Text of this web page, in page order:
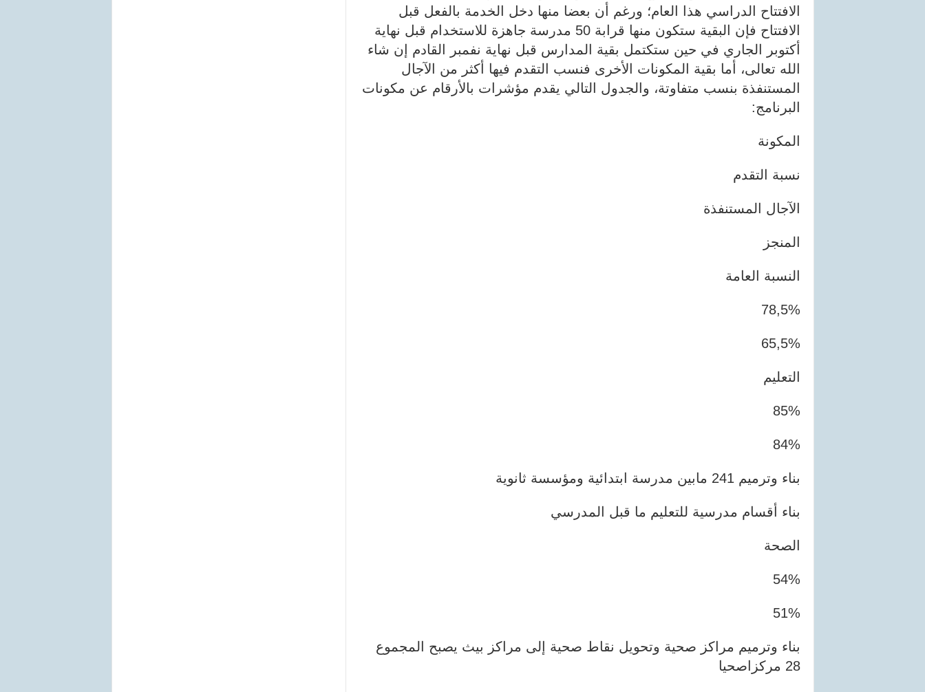
الافتتاح الدراسي هذا العام؛ ورغم أن بعضا منها دخل الخدمة بالفعل قبل
الافتتاح فإن البقية ستكون منها قرابة 50 مدرسة جاهزة للاستخدام قبل نهاية
أكتوبر الجاري في حين ستكتمل بقية المدارس قبل نهاية نفمبر القادم إن شاء
الله تعالى، أما بقية المكونات الأخرى فنسب التقدم فيها أكثر من الآجال
المستنفذة بنسب متفاوتة، والجدول التالي يقدم مؤشرات بالأرقام عن مكونات
البرنامج:
المكونة
نسبة التقدم
الآجال المستنفذة
المنجز
النسبة العامة
78,5%
65,5%
التعليم
85%
84%
بناء وترميم 241 مابين مدرسة ابتدائية ومؤسسة ثانوية
بناء أقسام مدرسية للتعليم ما قبل المدرسي
الصحة
54%
51%
بناء وترميم مراكز صحية وتحويل نقاط صحية إلى مراكز بيث يصبح المجموع
28 مركزاصحيا